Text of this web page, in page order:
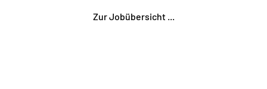
Zur Jobübersicht ...